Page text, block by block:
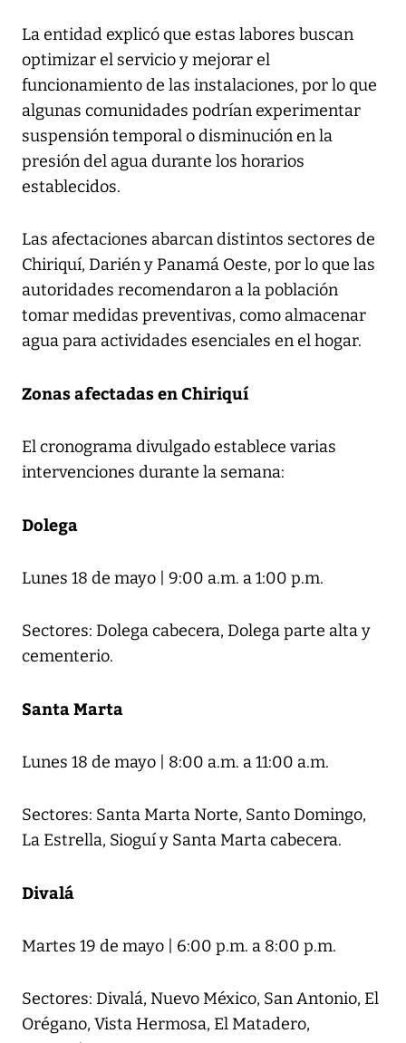
La entidad explicó que estas labores buscan
optimizar el servicio y mejorar el
funcionamiento de las instalaciones, por lo que
algunas comunidades podrían experimentar
suspensión temporal o disminución en la
presión del agua durante los horarios
establecidos.
Las afectaciones abarcan distintos sectores de
Chiriquí, Darién y Panamá Oeste, por lo que las
autoridades recomendaron a la población
tomar medidas preventivas, como almacenar
agua para actividades esenciales en el hogar.
Zonas afectadas en Chiriquí
El cronograma divulgado establece varias
intervenciones durante la semana:
Dolega
Lunes 18 de mayo | 9:00 a.m. a 1:00 p.m.
Sectores: Dolega cabecera, Dolega parte alta y
cementerio.
Santa Marta
Lunes 18 de mayo | 8:00 a.m. a 11:00 a.m.
Sectores: Santa Marta Norte, Santo Domingo,
La Estrella, Sioguí y Santa Marta cabecera.
Divalá
Martes 19 de mayo | 6:00 p.m. a 8:00 p.m.
Sectores: Divalá, Nuevo México, San Antonio, El
Orégano, Vista Hermosa, El Matadero,